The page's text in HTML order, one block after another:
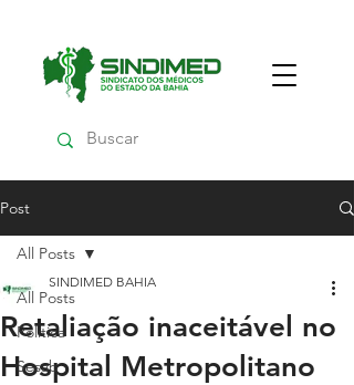
Post
All Posts
Política
Sesab
All Posts
Retaliação inaceitável no
Hospital Metropolitano
SINDIMED BAHIA